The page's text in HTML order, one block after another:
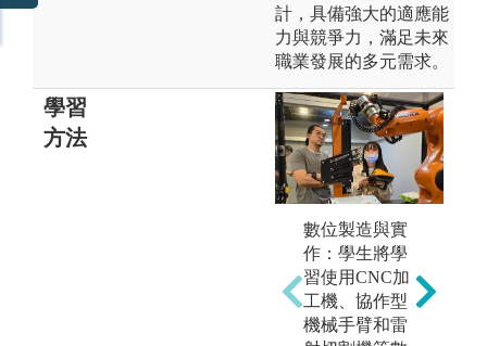
計，具備強大的適應能
力與競爭力，滿足未來
職業發展的多元需求。
學習
方法
數位製造與實
作：學生將學
習使用CNC加
工機、協作型
機械手臂和雷